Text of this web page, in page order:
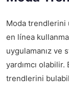
Moda trendlerini
en línea
uygulamanız ve
yardımcı
trendlerini